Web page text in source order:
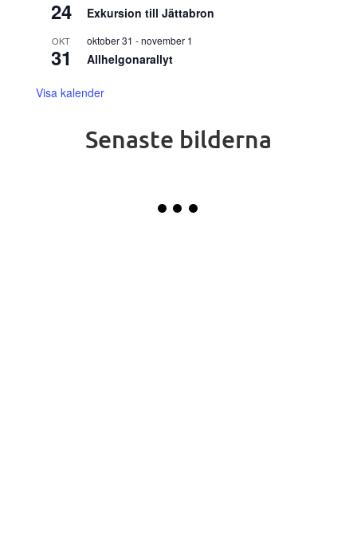
24 Exkursion till Jättabron
OKT
31
oktober 31 -november 1
Allhelgonarallyt
Visa kalender
Senaste bilderna